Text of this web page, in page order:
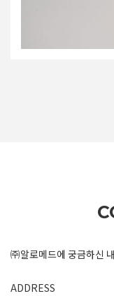
㈜알로메드에 궁금하신
ADDRESS